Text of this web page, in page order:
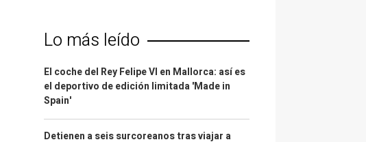
Lo más leído
El coche del Rey Felipe VI en Mallorca: así es
el deportivo de edición limitada 'Made in
Spain'
Detienen a seis surcoreanos tras viajar a